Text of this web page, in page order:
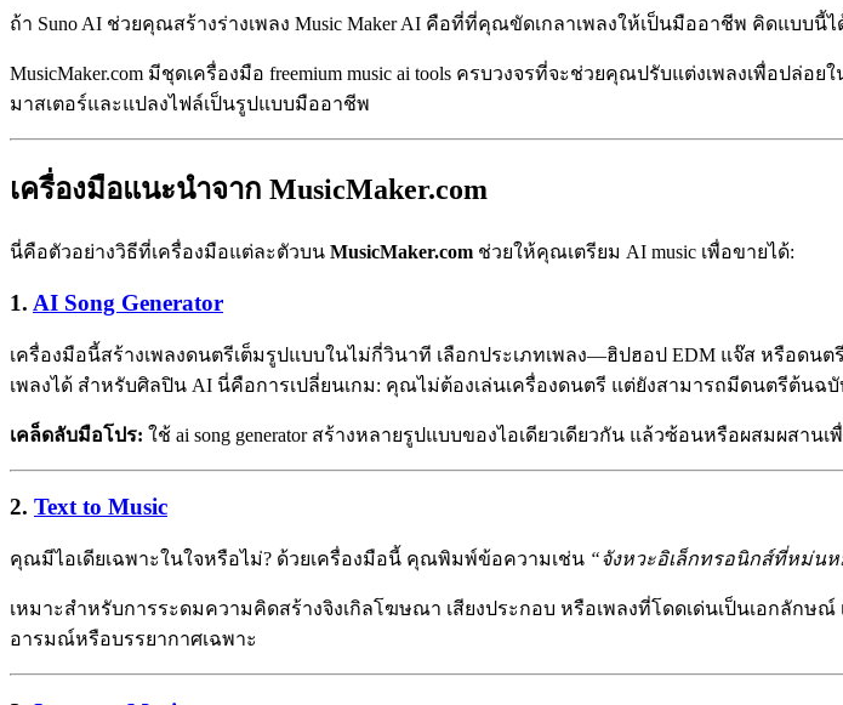
ถ้า Suno AI ช่วยคุณสร้างร่างเพลง Music Maker AI คือที่ที่คุณขัดเกลาเพลงให้เป็นมืออาชีพ คิดแบบ
MusicMaker.com มีชุดเครื่องมือ freemium music ai tools ครบวงจรที่จะช่วยคุณปรับแต่งเพลงเพื่อป
มาสเตอร์และแปลงไฟล์เป็นรูปแบบมืออาชีพ
เครื่องมือแนะนำจาก MusicMaker.com
นี่คือตัวอย่างวิธีที่เครื่องมือแต่ละตัวบน MusicMaker.com ช่วยให้คุณเตรียม AI music เพื่อขายได้:
1. AI Song Generator
เครื่องมือนี้สร้างเพลงดนตรีเต็มรูปแบบในไม่กี่วินาที เลือกประเภทเพลง—ฮิปฮอป EDM แจ๊ส หรือด
เพลงได้ สำหรับศิลปิน AI นี่คือการเปลี่ยนเกม: คุณไม่ต้องเล่นเครื่องดนตรี แต่ยังสามารถมีดนตรีต้นฉบั
เคล็ดลับมือโปร: ใช้ ai song generator สร้างหลายรูปแบบของไอเดียวเดียวกัน แล้วซ้อนหรือผสมผสา
2. Text to Music
คุณมีไอเดียเฉพาะในใจหรือไม่? ด้วยเครื่องมือนี้ คุณพิมพ์ข้อความเช่น “จังหวะอิเล็กทรอนิกส์ที่หม่น
เหมาะสำหรับการระดมความคิดสร้างจิงเกิลโฆษณา เสียงประกอบ หรือเพลงที่โดดเด่นเป็นเอกลัก
อารมณ์หรือบรรยากาศเฉพาะ